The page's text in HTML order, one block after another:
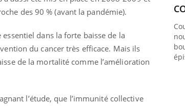
des 90 % (avant la pandémie).
dans la forte baisse de la
du cancer très efficace. Mais ils
de la mortalité comme l’amélioration
l’étude, que l’immunité collective